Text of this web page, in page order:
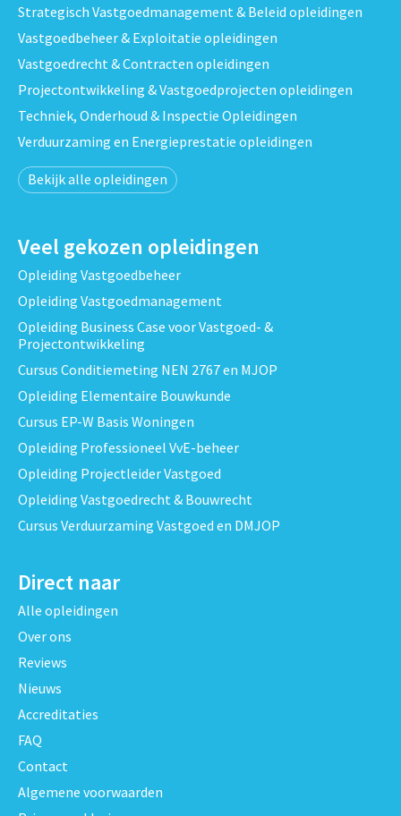
Strategisch Vastgoedmanagement & Beleid opleidingen
Vastgoedbeheer & Exploitatie opleidingen
Vastgoedrecht & Contracten opleidingen
Projectontwikkeling & Vastgoedprojecten opleidingen
Techniek, Onderhoud & Inspectie Opleidingen
Verduurzaming en Energieprestatie opleidingen
Bekijk alle opleidingen
Veel gekozen opleidingen
Opleiding Vastgoedbeheer
Opleiding Vastgoedmanagement
Opleiding Business Case voor Vastgoed- &
Projectontwikkeling
Cursus Conditiemeting NEN 2767 en MJOP
Opleiding Elementaire Bouwkunde
Cursus EP-W Basis Woningen
Opleiding Professioneel VvE-beheer
Opleiding Projectleider Vastgoed
Opleiding Vastgoedrecht & Bouwrecht
Cursus Verduurzaming Vastgoed en DMJOP
Direct naar
Alle opleidingen
Over ons
Reviews
Nieuws
Accreditaties
FAQ
Contact
Algemene voorwaarden